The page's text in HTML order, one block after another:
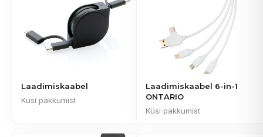
Laadimiskaabel
Küsi pakkumist
Laadimiskaabel 6-in-1
ONTARIO
Küsi pakkumist